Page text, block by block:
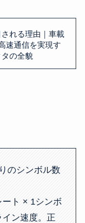
れる理由｜車載
速通信を実現す
の全貌
のシンボル数
ト × 1シンボ
ン速度。正